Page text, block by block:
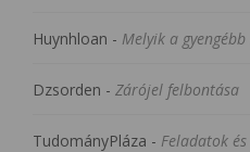
Huynhloan - Melyik a gyengébb
Dzsorden - Zárójel felbontása
TudományPláza - Feladatok